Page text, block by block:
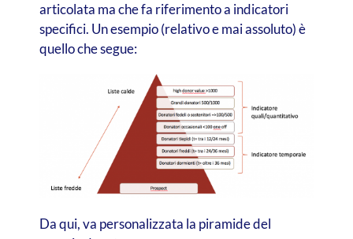
articolata ma che fa riferimento a indicatori
specifici. Un esempio (relativo e mai assoluto) è
quello che segue:
Da qui, va personalizzata la piramide del